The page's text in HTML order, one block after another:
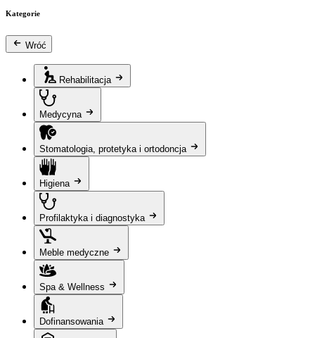
Kategorie
Wróć
Rehabilitacja
Medycyna
Stomatologia, protetyka i ortodoncja
Higiena
Profilaktyka i diagnostyka
Meble medyczne
Spa & Wellness
Dofinansowania